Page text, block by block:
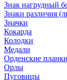
Знак нагрудный
Знаки различия
Значки
Кокарда
Колодки
Медали
Орденские планки
Орлы
Пуговицы